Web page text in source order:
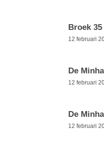
Broek 35
12 februari
De
12 februari
De
12 februari